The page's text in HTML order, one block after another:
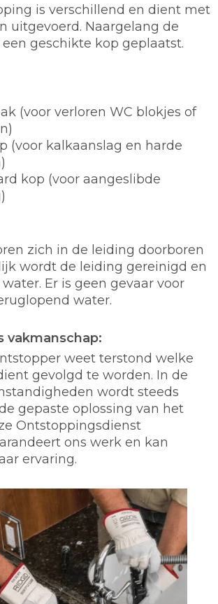
is verschillend en dient met
uitgevoerd. Naargelang de
geschikte kop geplaatst.
(voor verloren WC blokjes of
(voor kalkaanslag en harde
kop (voor aangeslibde
zich in de leiding doorboren
wordt de leiding gereinigd en
Er is geen gevaar voor
water.
vakmanschap:
weet terstond welke
gevolgd te worden. In de
wordt steeds
gepaste oplossing van het
Ontstoppingsdienst
ons werk en kan
ervaring.